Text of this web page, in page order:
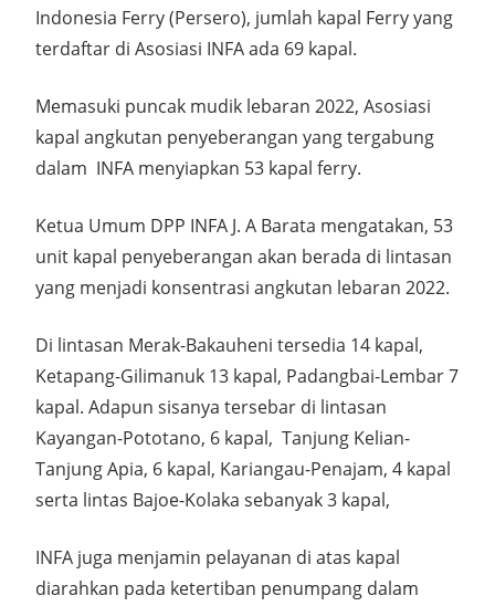
Indonesia Ferry (Persero), jumlah kapal Ferry yang
terdaftar di Asosiasi INFA ada 69 kapal.
Memasuki puncak mudik lebaran 2022, Asosiasi
kapal angkutan penyeberangan yang tergabung
dalam INFA menyiapkan 53 kapal ferry.
Ketua Umum DPP INFA J. A Barata mengatakan, 53
unit kapal penyeberangan akan berada di lintasan
yang menjadi konsentrasi angkutan lebaran 2022.
Di lintasan Merak-Bakauheni tersedia 14 kapal,
Ketapang-Gilimanuk 13 kapal, Padangbai-Lembar 7
kapal. Adapun sisanya tersebar di lintasan
Kayangan-Pototano, 6 kapal, Tanjung Kelian-
Tanjung Apia, 6 kapal, Kariangau-Penajam, 4 kapal
serta lintas Bajoe-Kolaka sebanyak 3 kapal,
INFA juga menjamin pelayanan di atas kapal
diarahkan pada ketertiban penumpang dalam